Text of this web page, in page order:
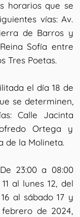
horarios que se
vías: Av.
de Barros y
Sofía entre
Tres Poetas.
el día 18 de
se determinen,
Calle Jacinta
Ortega y
de la Molineta.
23:00 a 08:00
al lunes 12, del
al sábado 17 y
de 2024,